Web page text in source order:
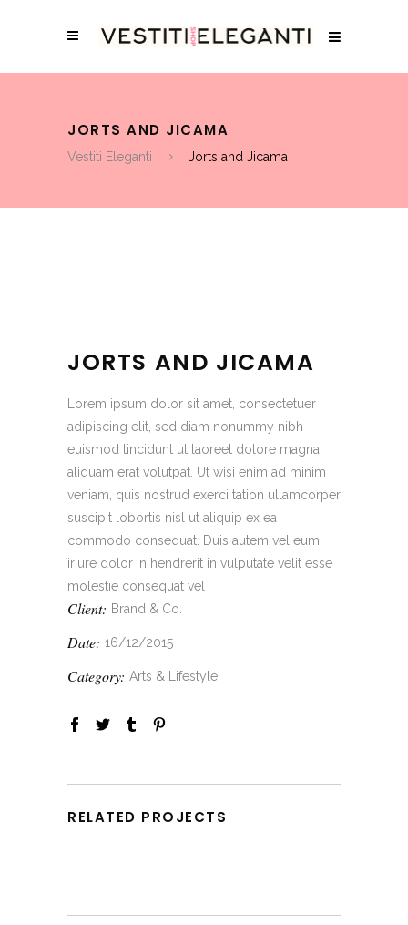
JORTS AND JICAMA
Vestiti Eleganti Jorts and Jicama
JORTS AND JICAMA
Lorem ipsum dolor sit amet, consectetuer
adipiscing elit, sed diam nonummy nibh
euismod tincidunt ut laoreet dolore magna
aliquam erat volutpat. Ut wisi enim ad minim
veniam, quis nostrud exerci tation ullamcorper
suscipit lobortis nisl ut aliquip ex ea
commodo consequat. Duis autem vel eum
iriure dolor in hendrerit in vulputate velit esse
molestie consequat vel
Client: Brand & Co.
Date: 16/12/2015
Category: Arts & Lifestyle
RELATED PROJECTS